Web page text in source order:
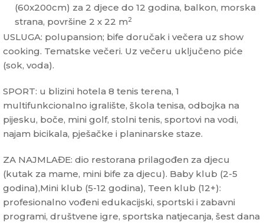
(60x200cm) za 2 djece do 12 godina, balkon, morska
strana, površine 2 x 22 m2
USLUGA: polupansion; bife doručak i večera uz show
cooking. Tematske večeri. Uz večeru uključeno piće
(sok, voda).
SPORT: u blizini hotela 8 tenis terena, 1
multifunkcionalno igralište, škola tenisa, odbojka na
pijesku, boče, mini golf, stolni tenis, sportovi na vodi,
najam bicikala, pješačke i planinarske staze.
ZA NAJMLAĐE: dio restorana prilagođen za djecu
(kutak za mame, mini bife za djecu). Baby klub (2-5
godina),Mini klub (5-12 godina), Teen klub (12+):
profesionalno vođeni edukacijski, sportski i zabavni
programi, društvene igre, sportska natjecanja, šest dana